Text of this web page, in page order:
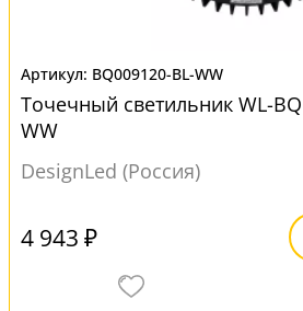
BQ009120-BL-WW
Точечный светильник WL-
WW
DesignLed (Россия)
4 943 ₽